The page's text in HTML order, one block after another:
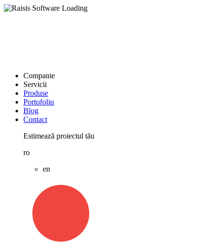
Companie
Servicii
Produse
Portofoliu
Blog
Contact
Estimează proiectul tău
ro
en